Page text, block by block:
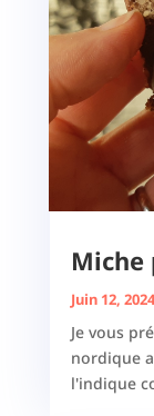
Juin 12, 2024
Je vous
nordique
l'indique